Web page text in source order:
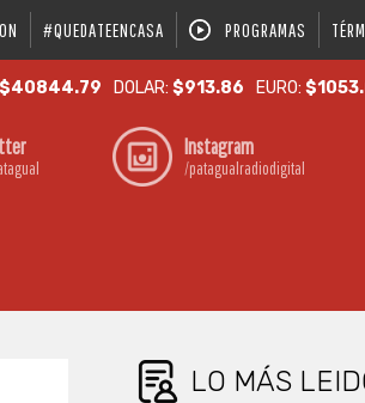
#QUEDATEENCASA PROGRAMAS
$40844.79 DOLAR:$913.86 EURO:
Instagram
/patagualradiodigital
LO MÁS